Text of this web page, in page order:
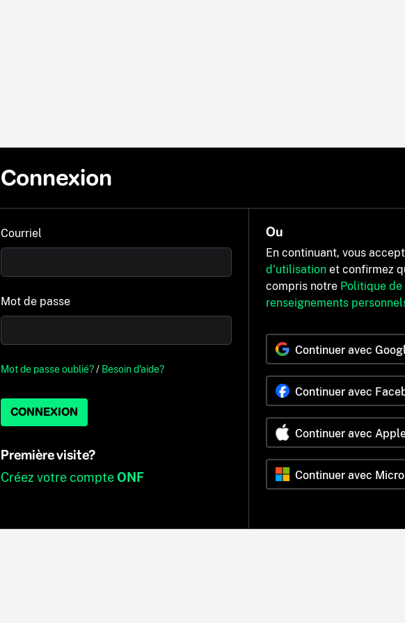
Connexion
Courriel
Mot de passe
Mot de passe oublié?/ Besoin d'aide?
CONNEXION
Première visite?
Créez votre compteONF
Ou
En continuant, vous
d'utilisation et confirmez
compris notre Politique
renseignements
Continuer avec
Continuer avec
Continuer avec
Continuer avec